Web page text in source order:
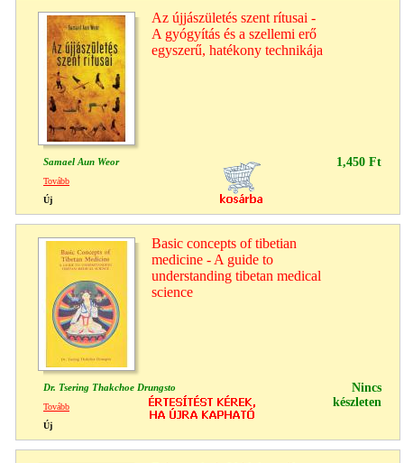
Az újjászületés szent rítusai -
A gyógyítás és a szellemi erő
egyszerű, hatékony technikája
Samael Aun Weor 1,450 Ft
Tovább
Új
Basic concepts of tibetian
medicine - A guide to
understanding tibetan medical
science
Dr. Tsering Thakchoe Drungsto
Nincs
készleten
Tovább
Új